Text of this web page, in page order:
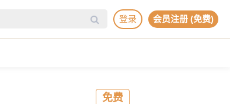
登录 会员注册 (免费)
免费